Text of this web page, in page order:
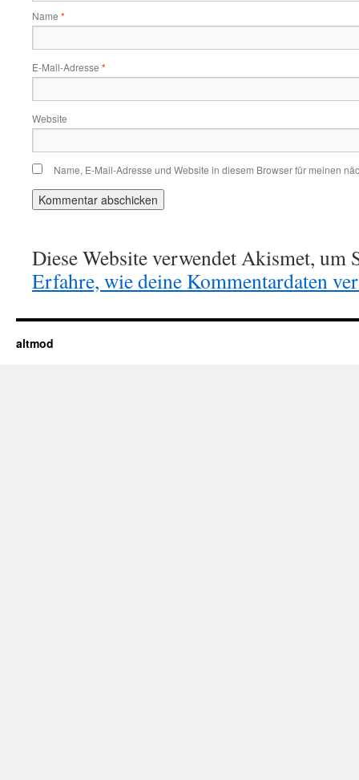
Name *
E-Mail-Adresse *
Website
Name, E-Mail-Adresse und Website in diesem Browser für meinen
Diese Website verwendet Akismet, um
Erfahre, wie deine Kommentardaten
altmod